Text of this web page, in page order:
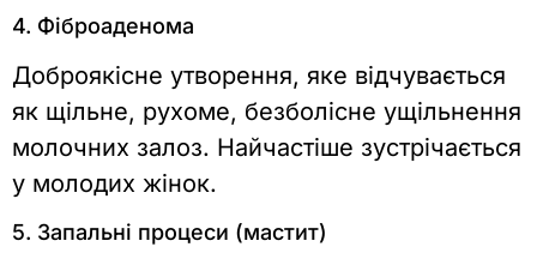
4. Фіброаденома
Доброякісне утворення, яке відчувається
як щільне, рухоме, безболісне ущільнення
молочних залоз. Найчастіше зустрічається
у молодих жінок.
5. Запальні процеси (мастит)